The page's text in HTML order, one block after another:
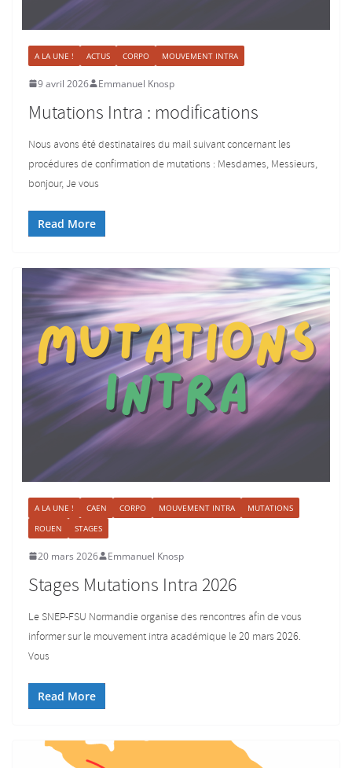
A LA UNE ! ACTUS CORPO MOUVEMENT INTRA
9 avril 2026 Emmanuel Knosp
Mutations Intra : modifications
Nous avons été destinataires du mail suivant concernant les
procédures de confirmation de mutations : Mesdames, Messieurs,
bonjour, Je vous
Read More
A LA UNE ! CAEN CORPO MOUVEMENT INTRA
MUTATIONS
ROUEN
STAGES
20 mars 2026 Emmanuel Knosp
Stages Mutations Intra 2026
Le SNEP-FSU Normandie organise des rencontres afin de vous
informer sur le mouvement intra académique le 20 mars 2026.
Vous
Read More